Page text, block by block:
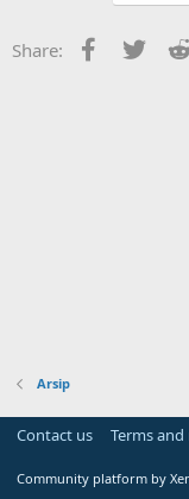
Share: Facebook
Arsip
Contact us Terms and
Community platform by